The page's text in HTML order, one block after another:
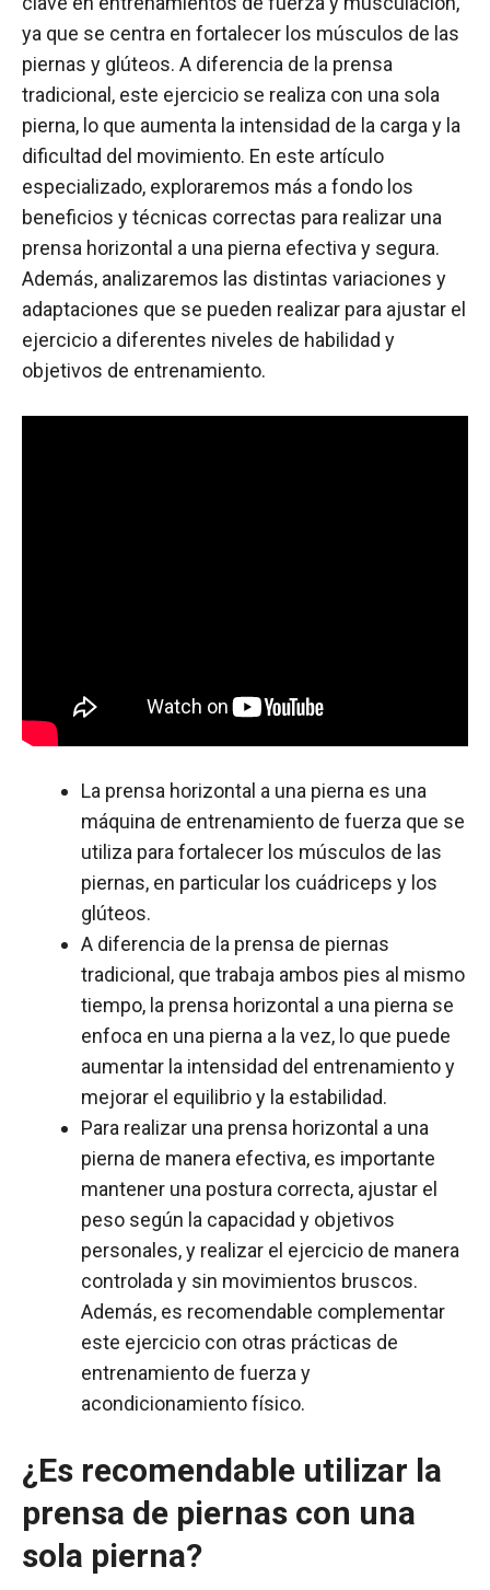
ya que se centra en fortalecer los músculos de las
piernas y glúteos. A diferencia de la prensa
tradicional, este ejercicio se realiza con una sola
pierna, lo que aumenta la intensidad de la carga y la
dificultad del movimiento. En este artículo
especializado, exploraremos más a fondo los
beneficios y técnicas correctas para realizar una
prensa horizontal a una pierna efectiva y segura.
Además, analizaremos las distintas variaciones y
adaptaciones que se pueden realizar para ajustar el
ejercicio a diferentes niveles de habilidad y
objetivos de entrenamiento.
La prensa horizontal a una pierna es una
máquina de entrenamiento de fuerza que se
utiliza para fortalecer los músculos de las
piernas, en particular los cuádriceps y los
glúteos.
A diferencia de la prensa de piernas
tradicional, que trabaja ambos pies al mismo
tiempo, la prensa horizontal a una pierna se
enfoca en una pierna a la vez, lo que puede
aumentar la intensidad del entrenamiento y
mejorar el equilibrio y la estabilidad.
Para realizar una prensa horizontal a una
pierna de manera efectiva, es importante
mantener una postura correcta, ajustar el
peso según la capacidad y objetivos
personales, y realizar el ejercicio de manera
controlada y sin movimientos bruscos.
Además, es recomendable complementar
este ejercicio con otras prácticas de
entrenamiento de fuerza y
acondicionamiento físico.
¿Es recomendable utilizar la
prensa de piernas con una
sola pierna?